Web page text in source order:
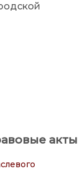
акты